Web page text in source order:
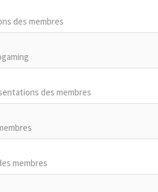
des membres
des membres
membres